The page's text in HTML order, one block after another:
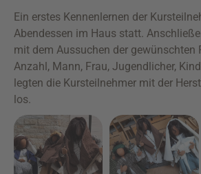
Ein erstes Kennenlernen der
Abendessen im Haus statt.
mit dem Aussuchen der gewünschten
Anzahl, Mann, Frau, Jugendlicher,
legten die Kursteilnehmer mit der
los.